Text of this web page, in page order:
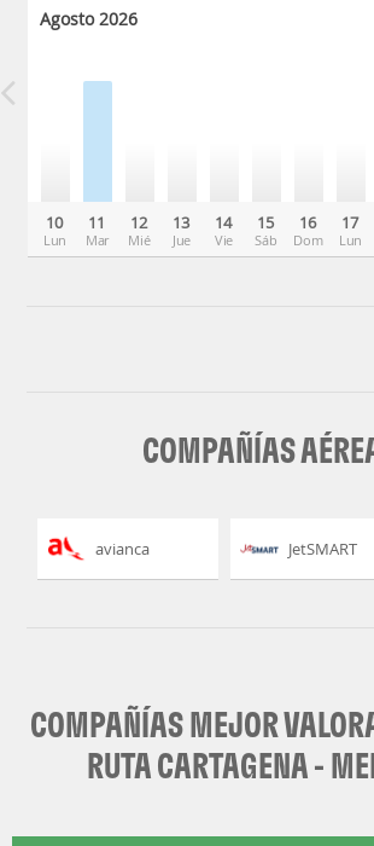
Agosto 2026
10
Lun
11
Mar
12
Mié
13
Jue
14
Vie
15
Sáb
16
Dom
17
Lun
COMPAÑÍAS
avianca JetSMART
COMPAÑÍAS MEJOR
RUTA CARTAGENA -